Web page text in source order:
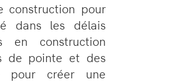
construction pour
dans les délais
en construction
de pointe et des
pour créer une